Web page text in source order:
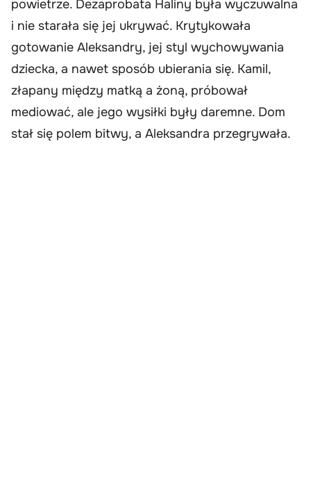
powietrze. Dezaprobata Haliny była wyczuwalna
i nie starała się jej ukrywać. Krytykowała
gotowanie Aleksandry, jej styl wychowywania
dziecka, a nawet sposób ubierania się. Kamil,
złapany między matką a żoną, próbował
mediować, ale jego wysiłki były daremne. Dom
stał się polem bitwy, a Aleksandra przegrywała.